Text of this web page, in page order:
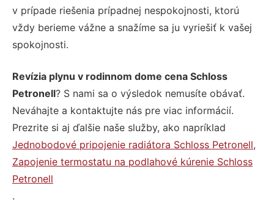
v prípade riešenia prípadnej nespokojnosti, ktorú
vždy berieme vážne a snažíme sa ju vyriešiť k vašej
spokojnosti.
Revízia plynu v rodinnom dome cena Schloss
Petronell? S nami sa o výsledok nemusíte obávať.
Neváhajte a kontaktujte nás pre viac informácií.
Prezrite si aj ďalšie naše služby, ako napríklad
Jednobodové pripojenie radiátora Schloss Petronell,
Zapojenie termostatu na podlahové kúrenie Schloss
Petronell
.